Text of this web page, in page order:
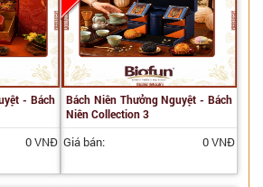
- Bách
0 VNĐ
Bách Niên Thưởng Nguyệt - Bách
Niên Collection 3
Giá bán: 0 VNĐ